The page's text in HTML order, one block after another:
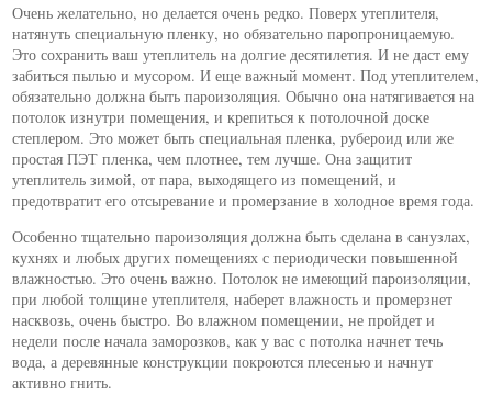
Очень желательно, но делается очень редко. Поверх утеплителя,
натянуть специальную пленку, но обязательно паропроницаемую.
Это сохранить ваш утеплитель на долгие десятилетия. И не даст ему
забиться пылью и мусором. И еще важный момент. Под утеплителем,
обязательно должна быть пароизоляция. Обычно она натягивается на
потолок изнутри помещения, и крепиться к потолочной доске
степлером. Это может быть специальная пленка, рубероид или же
простая ПЭТ пленка, чем плотнее, тем лучше. Она защитит
утеплитель зимой, от пара, выходящего из помещений, и
предотвратит его отсыревание и промерзание в холодное время года.
Особенно тщательно пароизоляция должна быть сделана в санузлах,
кухнях и любых других помещениях с периодически повышенной
влажностью. Это очень важно. Потолок не имеющий пароизоляции,
при любой толщине утеплителя, наберет влажность и промерзнет
насквозь, очень быстро. Во влажном помещении, не пройдет и
недели после начала заморозков, как у вас с потолка начнет течь
вода, а деревянные конструкции покроются плесенью и начнут
активно гнить.